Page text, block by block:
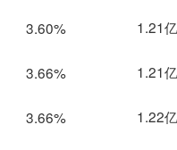
3.60% 1.21亿
3.66% 1.21亿
3.66% 1.22亿